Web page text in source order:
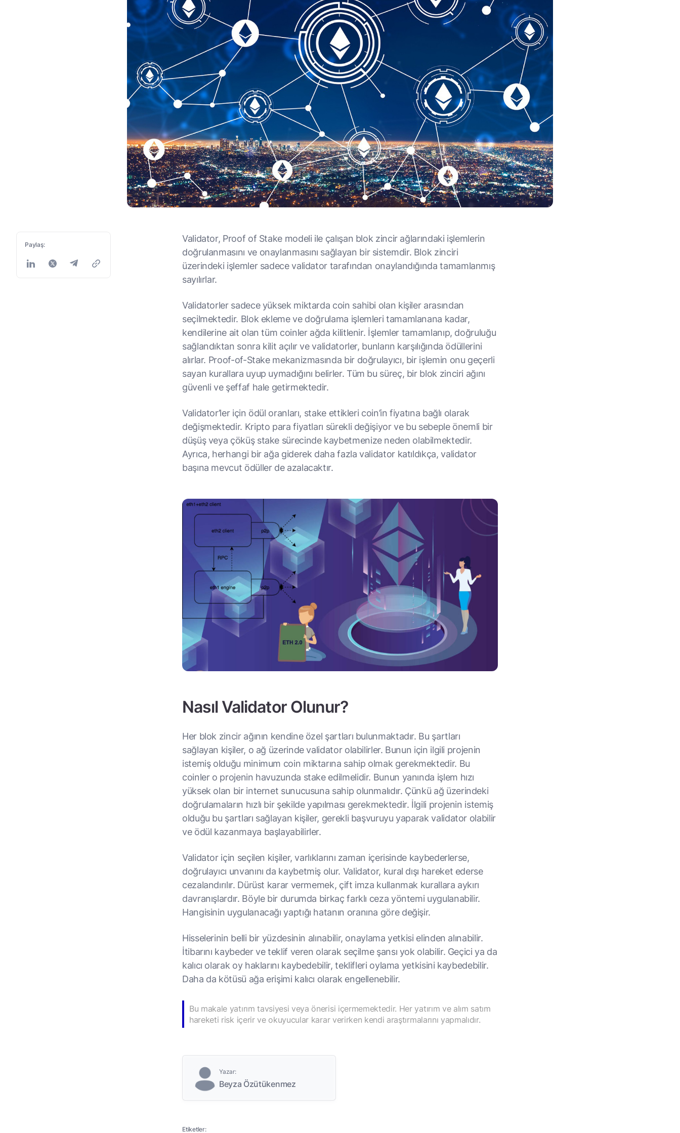
Paylaş:
Validator, Proof of Stake modeli ile çalışan blok zincir ağlarındaki işlemlerin
doğrulanmasını ve onaylanmasını sağlayan bir sistemdir. Blok zinciri
üzerindeki işlemler sadece validator tarafından onaylandığında tamamlanmış
sayılırlar.
Validatorler sadece yüksek miktarda coin sahibi olan kişiler arasından
seçilmektedir. Blok ekleme ve doğrulama işlemleri tamamlanana kadar,
kendilerine ait olan tüm coinler ağda kilitlenir. İşlemler tamamlanıp, doğruluğu
sağlandıktan sonra kilit açılır ve validatorler, bunların karşılığında ödüllerini
alırlar. Proof-of-Stake mekanizmasında bir doğrulayıcı, bir işlemin onu geçerli
sayan kurallara uyup uymadığını belirler. Tüm bu süreç, bir blok zinciri ağını
güvenli ve şeffaf hale getirmektedir.
Validator’ler için ödül oranları, stake ettikleri coin’in fiyatına bağlı olarak
değişmektedir. Kripto para fiyatları sürekli değişiyor ve bu sebeple önemli bir
düşüş veya çöküş stake sürecinde kaybetmenize neden olabilmektedir.
Ayrıca, herhangi bir ağa giderek daha fazla validator katıldıkça, validator
başına mevcut ödüller de azalacaktır.
Nasıl Validator Olunur?
Her blok zincir ağının kendine özel şartları bulunmaktadır. Bu şartları
sağlayan kişiler, o ağ üzerinde validator olabilirler. Bunun için ilgili projenin
istemiş olduğu minimum coin miktarına sahip olmak gerekmektedir. Bu
coinler o projenin havuzunda stake edilmelidir. Bunun yanında işlem hızı
yüksek olan bir internet sunucusuna sahip olunmalıdır. Çünkü ağ üzerindeki
doğrulamaların hızlı bir şekilde yapılması gerekmektedir. İlgili projenin istemiş
olduğu bu şartları sağlayan kişiler, gerekli başvuruyu yaparak validator olabilir
ve ödül kazanmaya başlayabilirler.
Validator için seçilen kişiler, varlıklarını zaman içerisinde kaybederlerse,
doğrulayıcı unvanını da kaybetmiş olur. Validator, kural dışı hareket ederse
cezalandırılır. Dürüst karar vermemek, çift imza kullanmak kurallara aykırı
davranışlardır. Böyle bir durumda birkaç farklı ceza yöntemi uygulanabilir.
Hangisinin uygulanacağı yaptığı hatanın oranına göre değişir.
Hisselerinin belli bir yüzdesinin alınabilir, onaylama yetkisi elinden alınabilir.
İtibarını kaybeder ve teklif veren olarak seçilme şansı yok olabilir. Geçici ya da
kalıcı olarak oy haklarını kaybedebilir, teklifleri oylama yetkisini kaybedebilir.
Daha da kötüsü ağa erişimi kalıcı olarak engellenebilir.
Bu makale yatırım tavsiyesi veya önerisi içermemektedir. Her yatırım ve alım satım
hareketi risk içerir ve okuyucular karar verirken kendi araştırmalarını yapmalıdır.
Yazar:
Beyza Özütükenmez
Etiketler: